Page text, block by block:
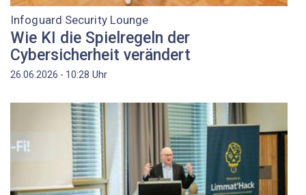
Infoguard Security Lounge
Wie KI die Spielregeln der
Cybersicherheit verändert
26.06.2026 - 10:28 Uhr